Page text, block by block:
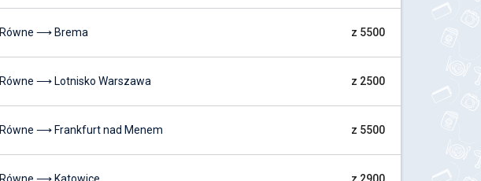
Równe ⟶ Brema z 5500
Równe ⟶ Lotnisko Warszawa z 2500
Równe ⟶ Frankfurt nad Menem z 5500